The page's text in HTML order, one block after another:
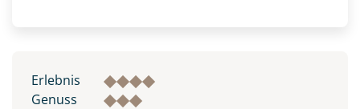
Erlebnis
Genuss